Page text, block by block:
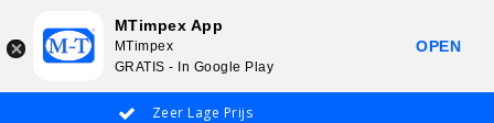
Zeer Lage Prijs
MTimpex App
MTimpex
GRATIS - In Google Play
OPEN